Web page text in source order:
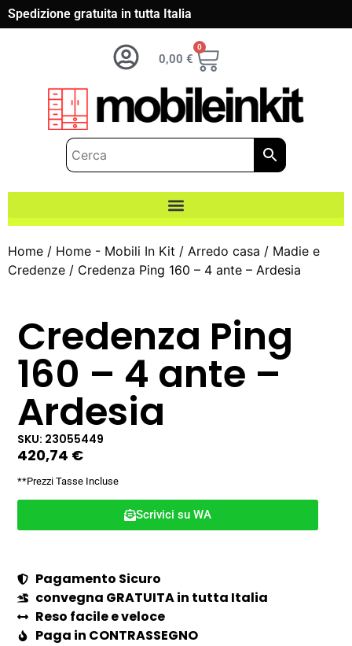
Spedizione gratuita in tutta Italia
0,00 €
0
Home / Home - Mobili In Kit / Arredo casa / Madie e
Credenze / Credenza Ping 160 – 4 ante – Ardesia
Credenza Ping
160 – 4 ante –
Ardesia
SKU: 23055449
420,74 €
**Prezzi Tasse Incluse
Scrivici su WA
Pagamento Sicuro
convegna GRATUITA in tutta Italia
Reso facile e veloce
Paga in CONTRASSEGNO